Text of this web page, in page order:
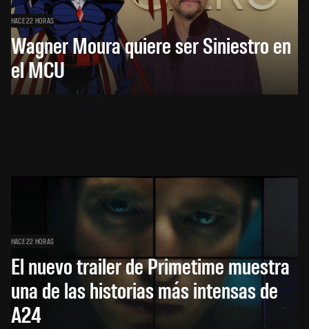
HACE 22 HORAS
Wagner Moura quiere ser Siniestro en
el MCU
HACE 22 HORAS
El nuevo trailer de Primetime muestra
una de las historias más intensas de
A24